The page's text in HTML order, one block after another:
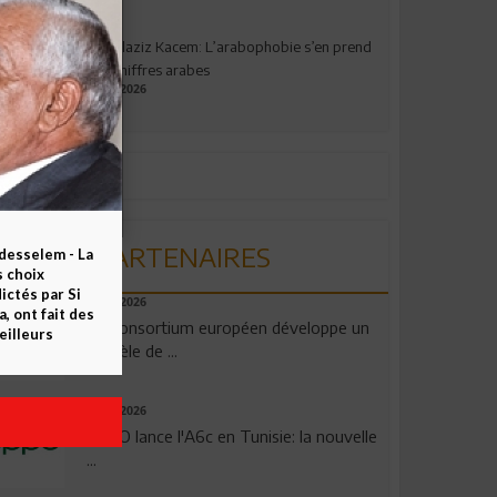
Abdelaziz Kacem: L’arabophobie s’en prend
aux chiffres arabes
09.07.2026
PARTENAIRES
06.08.2026
Un consortium européen développe un
modèle de ...
04.08.2026
OPPO lance l'A6c en Tunisie: la nouvelle
...
- La
choix
par Si
ont fait des